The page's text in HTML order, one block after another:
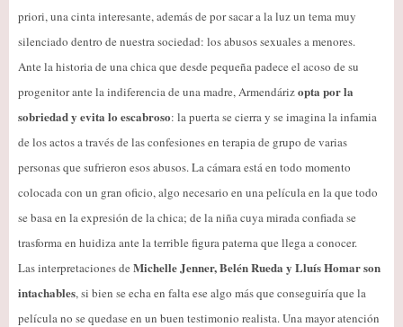
priori, una cinta interesante, además de por sacar a la luz un tema muy
silenciado dentro de nuestra sociedad: los abusos sexuales a menores.
Ante la historia de una chica que desde pequeña padece el acoso de su
progenitor ante la indiferencia de una madre, Armendárizopta por la
sobriedad y evita lo escabroso: la puerta se cierra y se imagina la infamia
de los actos a través de las confesiones en terapia de grupo de varias
personas que sufrieron esos abusos. La cámara está en todo momento
colocada con un gran oficio, algo necesario en una película en la que todo
se basa en la expresión de la chica; de la niña cuya mirada confiada se
trasforma en huidiza ante la terrible figura paterna que llega a conocer.
Las interpretaciones de Michelle Jenner, Belén Rueda y Lluís Homar son
intachables, si bien se echa en falta ese algo más que conseguiría que la
película no se quedase en un buen testimonio realista. Una mayor atención